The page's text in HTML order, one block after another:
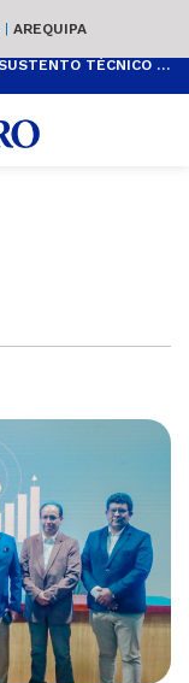
| AREQUIPA
AUMENTO DEL SUELDO MÍNIMO CARECE DE SUSTENTO TÉCNICO Y ES POPULISTA